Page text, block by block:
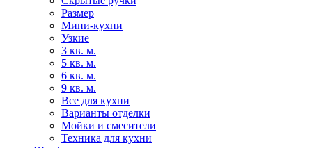
Размер
Мини-кухни
Узкие
3 кв. м.
5 кв. м.
6 кв. м.
9 кв. м.
Все для кухни
Варианты отделки
Мойки и смесители
Техника для кухни